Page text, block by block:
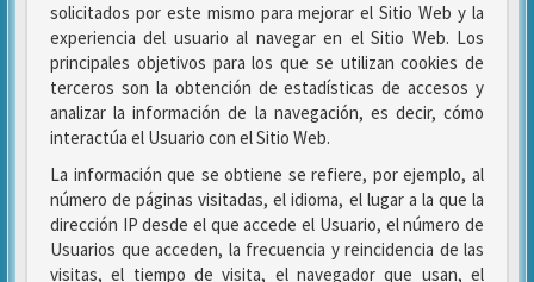
solicitados por este mismo para mejorar el Sitio Web y la
experiencia del usuario al navegar en el Sitio Web. Los
principales objetivos para los que se utilizan cookies de
terceros son la obtención de estadísticas de accesos y
analizar la información de la navegación, es decir, cómo
interactúa el Usuario con el Sitio Web.
La información que se obtiene se refiere, por ejemplo, al
número de páginas visitadas, el idioma, el lugar a la que la
dirección IP desde el que accede el Usuario, el número de
Usuarios que acceden, la frecuencia y reincidencia de las
visitas, el tiempo de visita, el navegador que usan, el